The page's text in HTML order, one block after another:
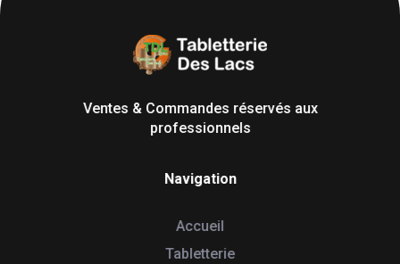
Ventes & Commandes réservés aux
professionnels
Navigation
Accueil
Tabletterie